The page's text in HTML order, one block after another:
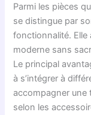
Parmi les pièces
se distingue par
fonctionnalité. Elle
moderne sans
Le principal
à s’intégrer à
accompagner une
selon les